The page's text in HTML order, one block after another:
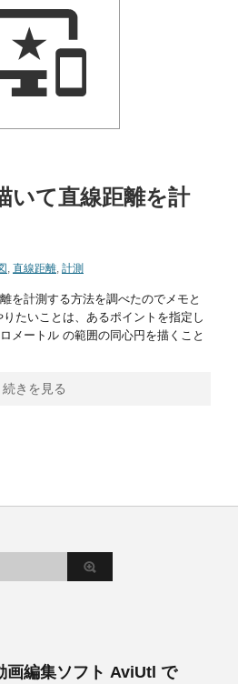
いて直線距離を計
, 直線距離, 計測
を計測する方法を調べたのでメモと
たいことは、あるポイントを指定し
メートル の範囲の同心円を描くこと
続きを見る
画編集ソフト AviUtl で